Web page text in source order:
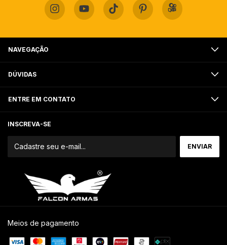
NAVEGAÇÃO
DÚVIDAS
ENTRE EM CONTATO
INSCREVA-SE
Meios de pagamento